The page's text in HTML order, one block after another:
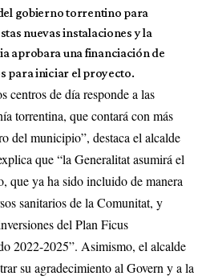
gobierno torrentino para
nuevas instalaciones y la
aprobara una financiación de
para iniciar el proyecto.
centros de día responde a las
torrentina, que contará con más
del municipio”, destaca el alcalde
que “la Generalitat asumirá el
que ya ha sido incluido de manera
sanitarios de la Comunitat, y
del Plan Ficus
2022-2025”. Asimismo, el alcalde
su agradecimiento al Govern y a la